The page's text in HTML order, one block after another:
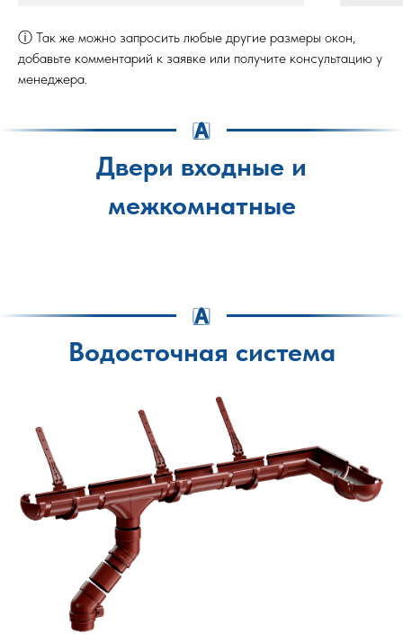
ⓘ Так же можно запросить любые другие размеры окон,
добавьте комментарий к заявке или получите консультацию у
менеджера.
Двери входные и
межкомнатные
Водосточная система